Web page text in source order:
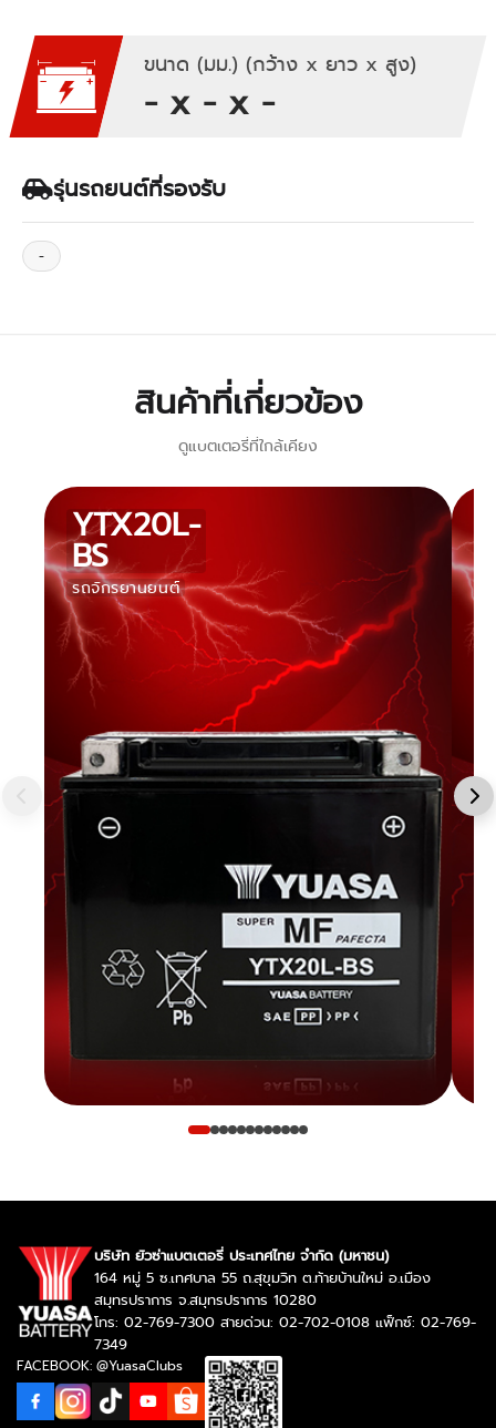
ขนาด (มม.) (กว้าง x ยาว x สูง)
- x - x -
รุ่นรถยนต์ที่รองรับ
-
สินค้าที่เกี่ยวข้อง
ดูแบตเตอรี่ที่ใกล้เคียง
YTX20L-
BS
รถจักรยานยนต์
บริษัท ยัวซ่าแบตเตอรี่ ประเทศไทย จำกัด (มหาชน)
164 หมู่ 5 ซ.เทศบาล 55 ถ.สุขุมวิท ต.ท้ายบ้านใหม่ อ.เมือง
สมุทรปราการ จ.สมุทรปราการ 10280
โทร: 02-769-7300 สายด่วน: 02-702-0108 แฟ็กซ์: 02-769-
7349
FACEBOOK: @YuasaClubs